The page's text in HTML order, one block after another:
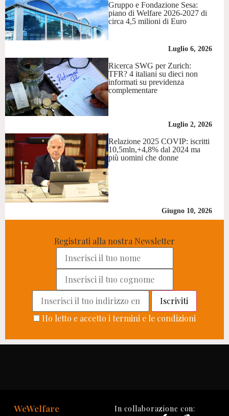
Gruppo e Fondazione Sesa:
piano di Welfare 2026-2027 di
circa 4,5 milioni di Euro
Luglio 6, 2026
Ricerca SWG per Zurich:
TFR? 4 italiani su dieci non
informati su previdenza
complementare
Luglio 2, 2026
Relazione 2025 COVIP: iscritti
10,5mln,+4,8% dal 2024 ma
più uomini che donne
Giugno 10, 2026
Registrati alla nostra Newsletter
Ho letto e accetto i termini e le condizioni
WeWelfare In collaborazione con: